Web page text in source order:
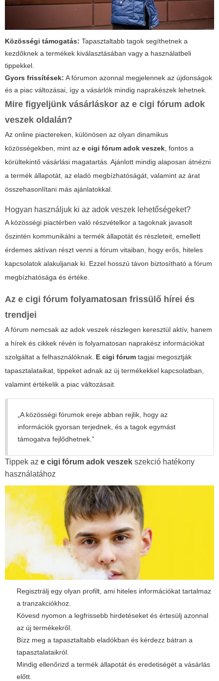
Közösségi támogatás: Tapasztaltabb tagok segíthetnek a
kezdőknek a termékek kiválasztásában vagy a használatbeli
tippekkel.
Gyors frissítések: A fórumon azonnal megjelennek az újdonságok
és a piac változásai, így a vásárlók mindig naprakészek lehetnek.
Mire figyeljünk vásárláskor az e cigi fórum adok
veszek oldalán?
Az online piactereken, különösen az olyan dinamikus
közösségekben, mint az e cigi fórum adok veszek, fontos a
körültekintő vásárlási magatartás. Ajánlott mindig alaposan átnézni
a termék állapotát, az eladó megbízhatóságát, valamint az árat
összehasonlítani más ajánlatokkal.
Hogyan használjuk ki az adok veszek lehetőségeket?
A közösségi piactérben való részvételkor a tagoknak javasolt
őszintén kommunikálni a termék állapotát és részleteit, emellett
érdemes aktívan részt venni a fórum vitaiban, hogy erős, hiteles
kapcsolatok alakuljanak ki. Ezzel hosszú távon biztosítható a fórum
megbízhatósága és értéke.
Az e cigi fórum folyamatosan frissülő hírei és
trendjei
A fórum nemcsak az adok veszek részlegen keresztül aktív, hanem
a hírek és cikkek révén is folyamatosan naprakész információkat
szolgáltat a felhasználóknak. E cigi fórum tagjai megosztják
tapasztalataikat, tippeket adnak az új termékekkel kapcsolatban,
valamint értékelik a piac változásait.
„A közösségi fórumok ereje abban rejlik, hogy az
információk gyorsan terjednek, és a tagok egymást
támogatva fejlődhetnek.”
Tippek az e cigi fórum adok veszek szekció hatékony
használatához
Regisztrálj egy olyan profilt, ami hiteles információkat tartalmaz
a tranzakciókhoz.
Kövesd nyomon a legfrissebb hirdetéseket és értesülj azonnal
az új termékekről.
Bízz meg a tapasztaltabb eladókban és kérdezz bátran a
tapasztalataikról.
Mindig ellenőrizd a termék állapotát és eredetiségét a vásárlás
előtt.